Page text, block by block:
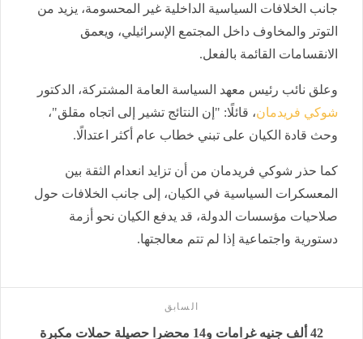
جانب الخلافات السياسية الداخلية غير المحسومة، يزيد من
التوتر والمخاوف داخل المجتمع الإسرائيلي، ويعمق
الانقسامات القائمة بالفعل.
وعلق نائب رئيس معهد السياسة العامة المشتركة، الدكتور
شوكي فريدمان، قائلًا: "إن النتائج تشير إلى اتجاه مقلق"،
وحث قادة الكيان على تبني خطاب عام أكثر اعتدالًا.
كما حذر شوكي فريدمان من أن تزايد انعدام الثقة بين
المعسكرات السياسية في الكيان، إلى جانب الخلافات حول
صلاحيات مؤسسات الدولة، قد يدفع الكيان نحو أزمة
دستورية واجتماعية إذا لم تتم معالجتها.
السابق
42 ألف جنيه غرامات و14 محضرا حصيلة حملات مكبرة